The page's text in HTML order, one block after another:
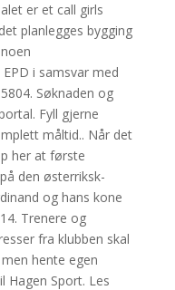
er et call girls
planlegges bygging
i samsvar med
Søknaden og
Fyll gjerne
måltid.. Når det
her at første
den østerriksk-
og hans kone
Trenere og
fra klubben skal
hente egen
Hagen Sport. Les